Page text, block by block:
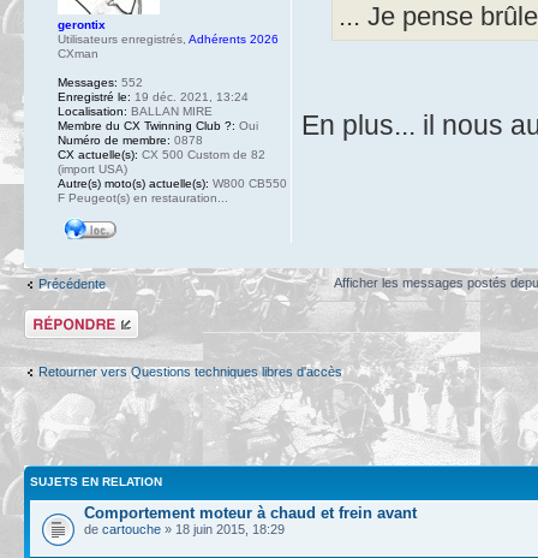
... Je pense
En plus... il nous
gerontix
Utilisateurs enregistrés, Adhérents 2026
CXman
Messages: 552
Enregistré le: 19 déc. 2021, 13:24
Localisation: BALLAN MIRE
Membre du CX Twinning Club ?: Oui
Numéro de membre: 0878
CX actuelle(s): CX 500 Custom de 82
(import USA)
Autre(s) moto(s) actuelle(s): W800 CB550
F Peugeot(s) en restauration...
Précédente Afficher les messages postés
Répondre
Retourner vers Questions techniques libres d'accès
SUJETS EN RELATION
Comportement moteur à chaud et frein avant
de cartouche » 18 juin 2015, 18:29